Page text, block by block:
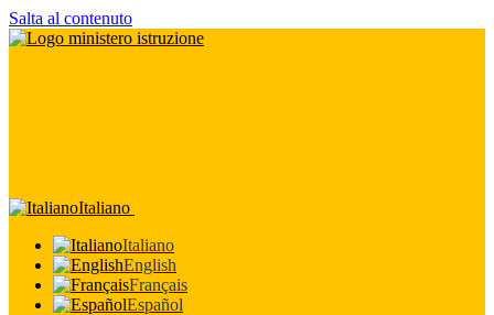
Salta al contenuto
Italiano
Italiano
English
Français
Español